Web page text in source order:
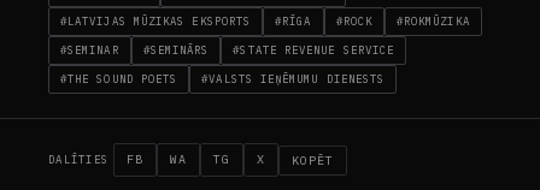
#LATVIJAS MŪZIKAS EKSPORTS #RĪGA #ROCK #ROKMŪZIKA
#SEMINAR #SEMINĀRS #STATE REVENUE SERVICE
#THE SOUND POETS #VALSTS IEŅĒMUMU DIENESTS
DALĪTIES FB WA TG X KOPĒT